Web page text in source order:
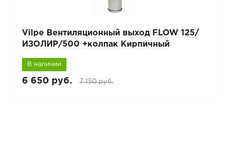
Vilpe Вентиляционный выход FLOW 125/
ИЗОЛИР/500 +колпак Кирпичный
В наличии
6 650 руб. 7 150 руб.